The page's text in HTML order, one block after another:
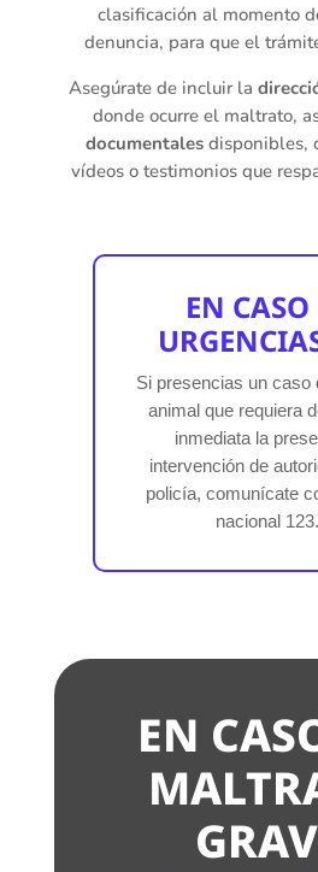
clasificación al momento
denuncia, para que el
Asegúrate de incluir la
donde ocurre el maltrato,
documentales disponibles,
vídeos o testimonios que
EN CASO
Si presencias un caso
animal que requiera
inmediata la
intervención de
policía, comunícate
nacional 123.
EN